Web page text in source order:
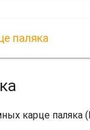
паляка
карце